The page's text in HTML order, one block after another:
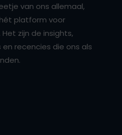
van ons allemaal,
platform voor
zijn de insights,
recencies die ons als